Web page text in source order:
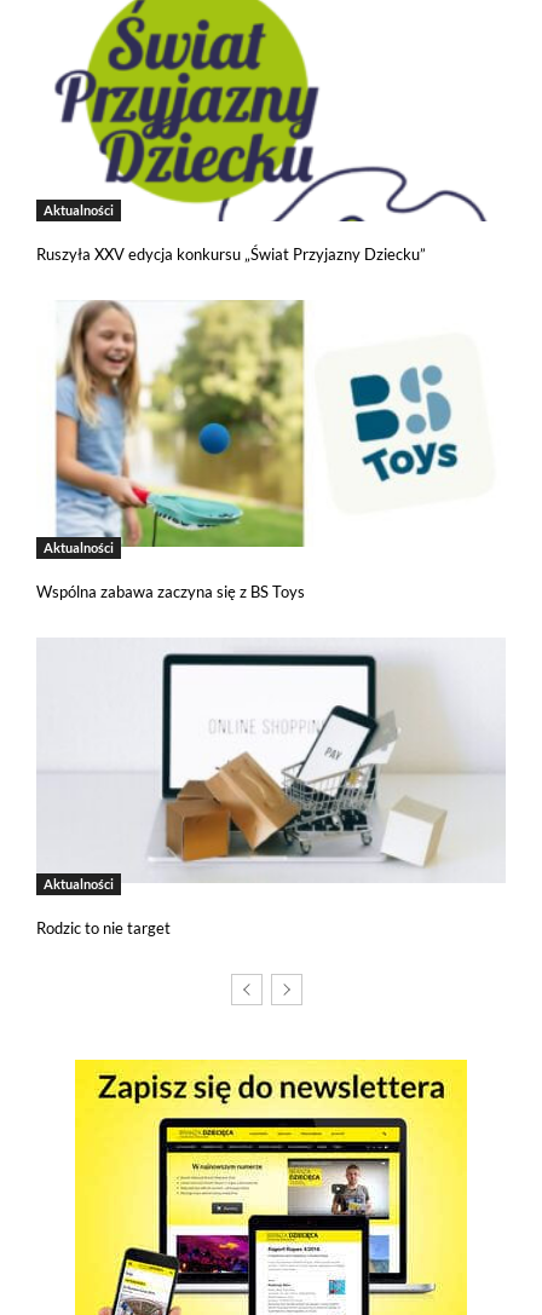
Aktualności
Ruszyła XXV edycja konkursu „Świat Przyjazny Dziecku”
Aktualności
Wspólna zabawa zaczyna się z BS Toys
Aktualności
Rodzic to nie target
Jeżeli tutaj zaglądasz, to znak, że cenisz swoją prywatność.
Wychodząc naprzeciw Twoim oczekiwaniom, na tej stronie został
wdrożony mechanizm, który pozwala Ci kontrolować
śledzących.
Pliki cookies własne wykorzystywane są na tej stronie w celu
zapewnienia prawidłowego działania poszczególnych funkcji
z narzędzi zewnętrznych na zasadach opisanych szczegółowo
Jeżeli chcesz zaakceptować wszystkie stosowane przez tutaj pliki
cookies, kliknij w poniższy przycisk.
Akceptuję wszystkie pliki cookies
Niezbędne pliki cookies
możliwości wyboru w tym zakresie. Są to pliki cookies, dzięki
i utrzymywania sesji po zalogowaniu. Ponadto, w plikach
cookies własnych zapisywana jest informacja o dokonanych
przez Ciebie ustawieniach plików cookies.
Narzędzia Google
Korzystamy z Google Analytics, czyli narzędzia
pozwalającego na gromadzenie, przeglądanie i analizę
statystyk związanych z aktywnością użytkowników na naszej
stronie. Kod śledzący Google Analytics gromadzi informacje
na temat Twojej aktywności na naszej stronie, które mogą być